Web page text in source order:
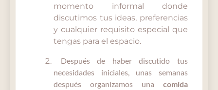
momento informal donde
discutimos tus ideas, preferencias
y cualquier requisito especial que
tengas para el espacio.
Después de haber discutido tus
necesidades iniciales, unas semanas
después organizamos una comida